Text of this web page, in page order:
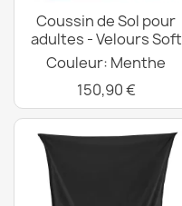
Coussin de Sol pour
adultes - Velours Soft
Couleur: Menthe
150,90 €